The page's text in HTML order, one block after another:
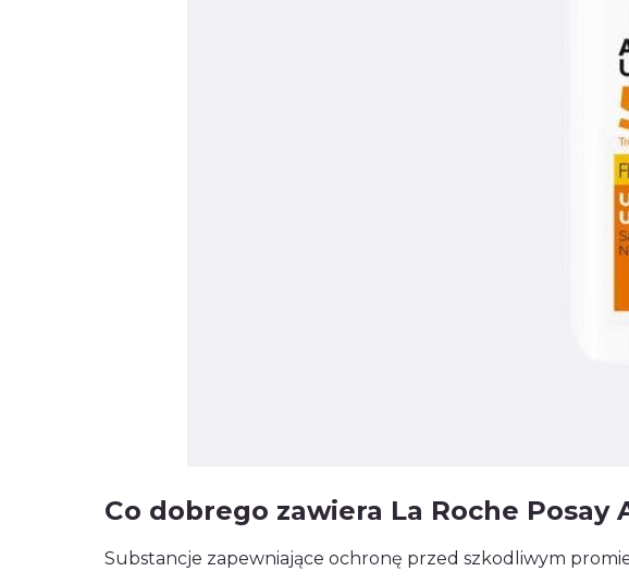
Co dobrego zawiera La Roche Posay
Substancje zapewniające ochronę przed szkodliwym